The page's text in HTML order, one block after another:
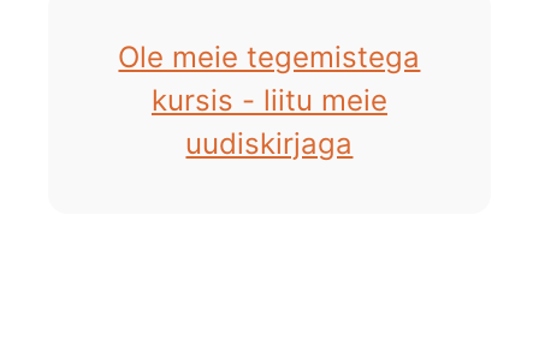
Ole meie tegemistega
kursis - liitu meie
uudiskirjaga